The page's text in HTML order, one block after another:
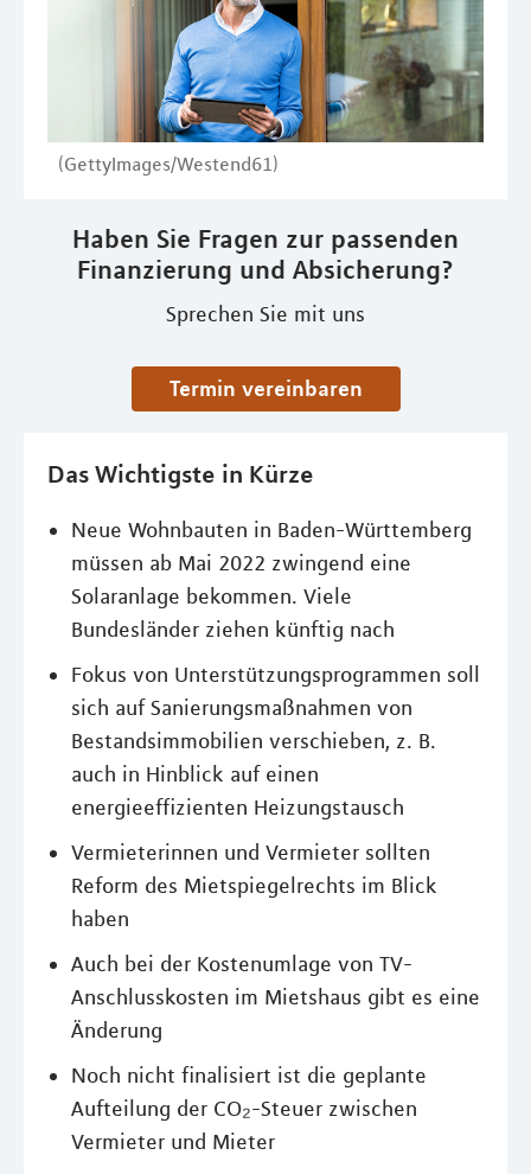
(GettyImages/Westend61)
Haben Sie Fragen zur passenden
Finanzierung und Absicherung?
Sprechen Sie mit uns
Termin vereinbaren
Das Wichtigste in Kürze
Neue Wohnbauten in Baden-Württemberg
müssen ab Mai 2022 zwingend eine
Solaranlage bekommen. Viele
Bundesländer ziehen künftig nach
Fokus von Unterstützungsprogrammen soll
sich auf Sanierungsmaßnahmen von
Bestandsimmobilien verschieben, z. B.
auch in Hinblick auf einen
energieeffizienten Heizungstausch
Vermieterinnen und Vermieter sollten
Reform des Mietspiegelrechts im Blick
haben
Auch bei der Kostenumlage von TV-
Anschlusskosten im Mietshaus gibt es eine
Änderung
Noch nicht finalisiert ist die geplante
Aufteilung der CO₂-Steuer zwischen
Vermieter und Mieter